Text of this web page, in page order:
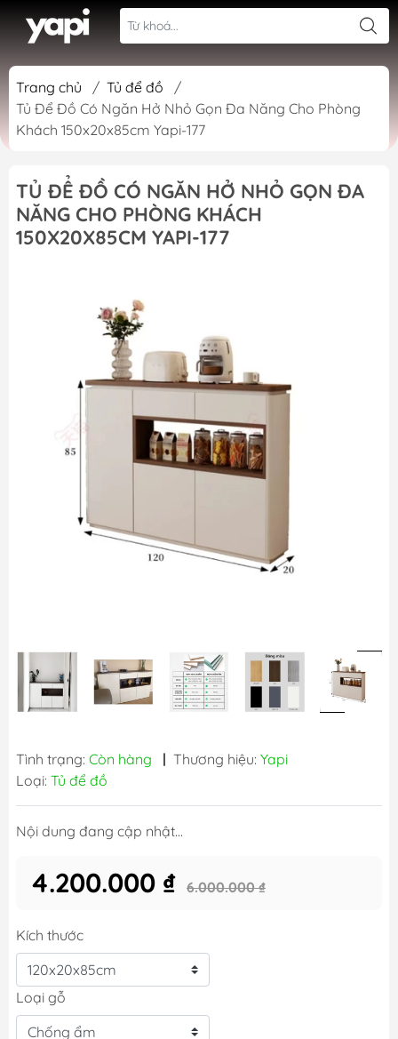
Trang chủ / Tủ để đồ
/
Tủ Để Đồ Có Ngăn Hở Nhỏ Gọn Đa Năng Cho Phòng
Khách 150x20x85cm Yapi-177
TỦ ĐỂ ĐỒ CÓ NGĂN HỞ NHỎ GỌN ĐA
NĂNG CHO PHÒNG KHÁCH
150X20X85CM YAPI-177
Tình trạng: Còn hàng | Thương hiệu: Yapi
Loại: Tủ để đồ
Nội dung đang cập nhật...
4.200.000 ₫ 6.000.000 ₫
Kích thước
Loại gỗ